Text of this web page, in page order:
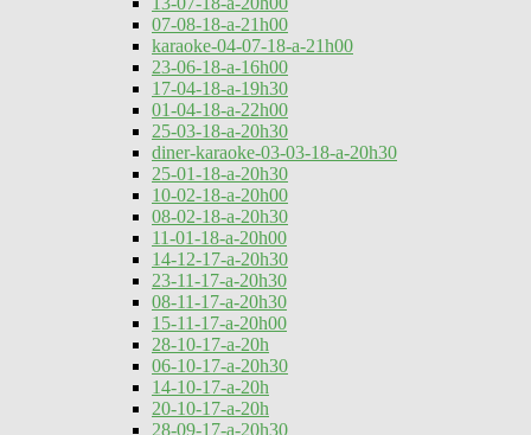
07-08-18-a-21h00
karaoke-04-07-18-a-21h00
23-06-18-a-16h00
17-04-18-a-19h30
01-04-18-a-22h00
25-03-18-a-20h30
diner-karaoke-03-03-18-a-20h30
25-01-18-a-20h30
10-02-18-a-20h00
08-02-18-a-20h30
11-01-18-a-20h00
14-12-17-a-20h30
23-11-17-a-20h30
08-11-17-a-20h30
15-11-17-a-20h00
28-10-17-a-20h
06-10-17-a-20h30
14-10-17-a-20h
20-10-17-a-20h
28-09-17-a-20h30